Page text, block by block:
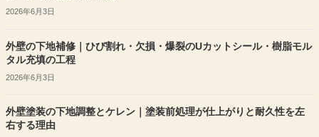
2026年6月3日
外壁の下地補修｜ひび割れ・欠損・爆裂のUカットシール・樹脂モル
タル充填の工程
2026年6月3日
外壁塗装の下地調整とケレン｜塗装前処理が仕上がりと耐久性を左
右する理由